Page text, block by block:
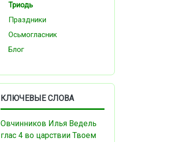
Триодь
Праздники
Осьмогласник
Блог
КЛЮЧЕВЫЕ СЛОВА
Овчинников Илья Ведель
глас 4 во царствии Твоем